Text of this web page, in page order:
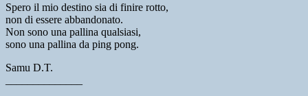
Spero il mio destino sia di finire rotto,
non di essere abbandonato.
Non sono una pallina qualsiasi,
sono una pallina da ping pong.
Samu D.T.